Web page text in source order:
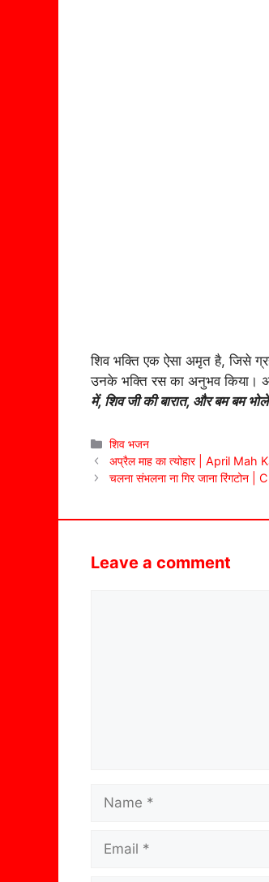
शिव भक्ति एक ऐसा अमृत है, जिसे
उनके भक्ति रस का अनुभव किया।
में, शिव जी की बारात, और बम बम
Categories
शिव भजन
अप्रैल माह का त्योहार | April Mah
चलना संभलना ना गिर जाना
Leave a comment
Name
Email